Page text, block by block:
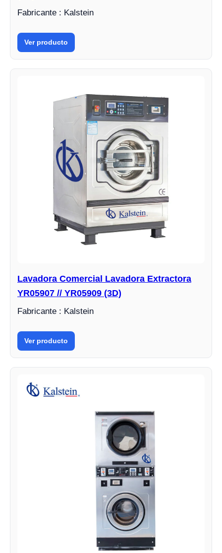
Fabricante : Kalstein
Ver producto
Lavadora Comercial Lavadora Extractora
YR05907 // YR05909 (3D)
Fabricante : Kalstein
Ver producto